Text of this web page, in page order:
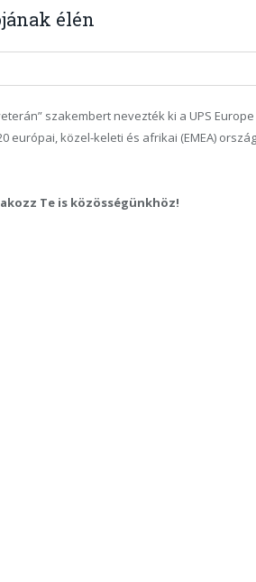
élén
szakembert nevezték ki a UPS
európai, közel-keleti és afrikai (EMEA)
Te is közösségünkhöz!